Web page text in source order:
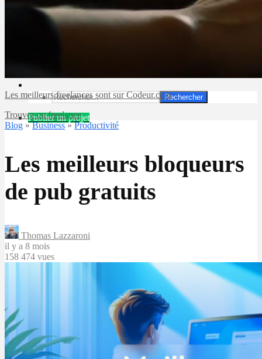
Prix pub Instagram
Prix logiciel
Prix chatbot
Rechercher
Publier un projet
Les meilleurs freelances sont sur Codeur.com
Trouver un freelance
Blog »Business»Productivité
Les meilleurs bloqueurs
de pub gratuits
Thomas Lazzaroni
il y a 8 mois
158 474 vues